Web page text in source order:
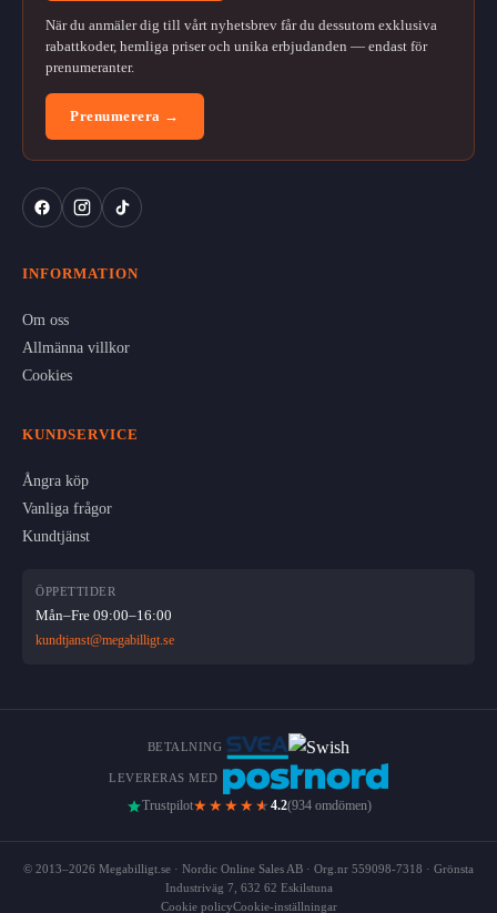
När du anmäler dig till vårt nyhetsbrev får du dessutom exklusiva
rabattkoder, hemliga priser och unika erbjudanden — endast för
prenumeranter.
Prenumerera →
INFORMATION
Om oss
Allmänna villkor
Cookies
KUNDSERVICE
Ångra köp
Vanliga frågor
Kundtjänst
ÖPPETTIDER
Mån–Fre 09:00–16:00
kundtjanst@megabilligt.se
BETALNING
LEVERERAS MED
Trustpilot★★★★ ★ 4.2(934 omdömen)
© 2013–2026 Megabilligt.se · Nordic Online Sales AB · Org.nr 559098-7318 · Grönsta
Industriväg 7, 632 62 Eskilstuna
Cookie policyCookie-inställningar